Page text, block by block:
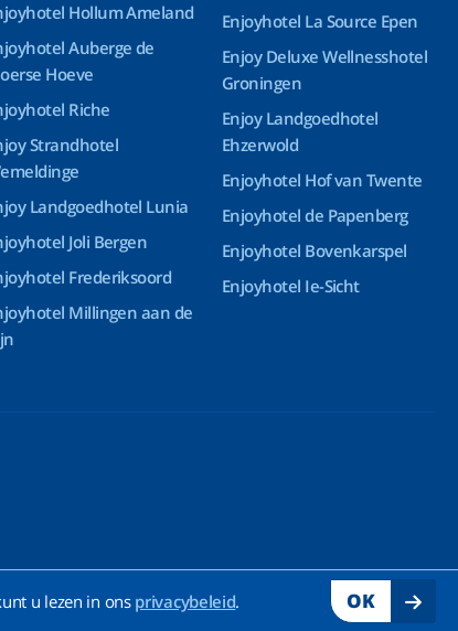
u lezen in ons privacybeleid. OK
Hollum Ameland
Auberge de
Hoeve
Riche
Strandhotel
Landgoedhotel Lunia
Joli Bergen
Frederiksoord
Millingen aan de
Enjoyhotel La Source Epen
Enjoy Deluxe Wellnesshotel
Groningen
Enjoy Landgoedhotel
Ehzerwold
Enjoyhotel Hof van Twente
Enjoyhotel de Papenberg
Enjoyhotel Bovenkarspel
Enjoyhotel Ie-Sicht